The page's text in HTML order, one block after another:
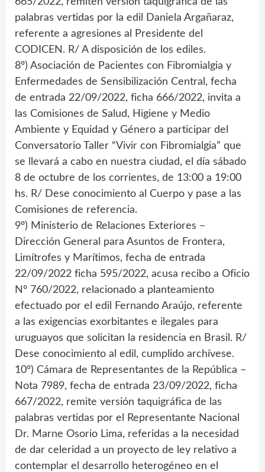
palabras vertidas por la edil Daniela Argañaraz,
referente a agresiones al Presidente del
CODICEN. R/ A disposición de los ediles.
8º) Asociación de Pacientes con Fibromialgia y
Enfermedades de Sensibilización Central, fecha
de entrada 22/09/2022, ficha 666/2022, invita a
las Comisiones de Salud, Higiene y Medio
Ambiente y Equidad y Género a participar del
Conversatorio Taller “Vivir con Fibromialgia” que
se llevará a cabo en nuestra ciudad, el día sábado
8 de octubre de los corrientes, de 13:00 a 19:00
hs. R/ Dese conocimiento al Cuerpo y pase a las
Comisiones de referencia.
9º) Ministerio de Relaciones Exteriores –
Dirección General para Asuntos de Frontera,
Limítrofes y Marítimos, fecha de entrada
22/09/2022 ficha 595/2022, acusa recibo a Oficio
Nº 760/2022, relacionado a planteamiento
efectuado por el edil Fernando Araújo, referente
a las exigencias exorbitantes e ilegales para
uruguayos que solicitan la residencia en Brasil. R/
Dese conocimiento al edil, cumplido archívese.
10º) Cámara de Representantes de la República –
Nota 7989, fecha de entrada 23/09/2022, ficha
667/2022, remite versión taquigráfica de las
palabras vertidas por el Representante Nacional
Dr. Marne Osorio Lima, referidas a la necesidad
de dar celeridad a un proyecto de ley relativo a
contemplar el desarrollo heterogéneo en el